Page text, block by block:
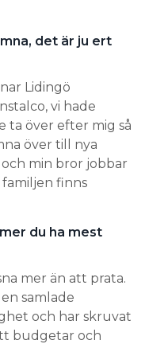
det är ju ert
Lidingö
vi hade
ta över efter mig så
över till nya
min bror jobbar
finns
du ha mest
mer än att prata.
samlade
och har skruvat
budgetar och